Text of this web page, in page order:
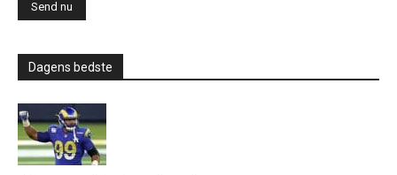
Dagens bedste